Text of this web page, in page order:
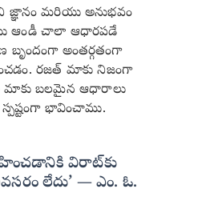
జ్ఞానం మరియు అనుభవం
ఆండీ చాలా ఆధారపడే
బృందంగా అంతర్గతంగా
రజత్ మాకు నిజంగా
మాకు బలమైన ఆధారాలు
భావించాము.
విరాట్‌కు
లేదు’ — ఎం. ఓ.